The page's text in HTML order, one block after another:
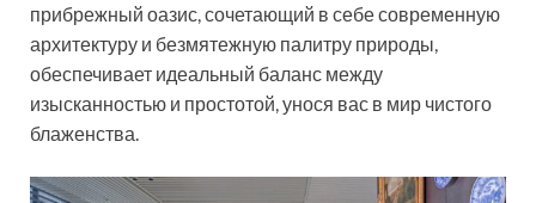
прибрежный оазис, сочетающий в себе современную
архитектуру и безмятежную палитру природы,
обеспечивает идеальный баланс между
изысканностью и простотой, унося вас в мир чистого
блаженства.